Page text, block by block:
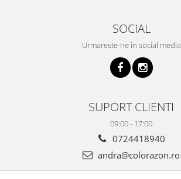
SOCIAL
Urmareste-ne in social media
SUPORT CLIENTI
09:00 - 17:00
0724418940
andra@colorazon.ro